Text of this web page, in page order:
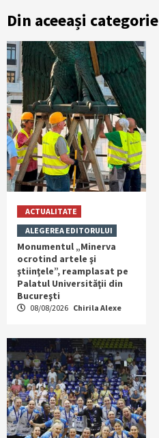
Din aceeași categorie
ACTUALITATE
ALEGEREA EDITORULUI
Monumentul „Minerva
ocrotind artele şi
ştiinţele”, reamplasat pe
Palatul Universităţii din
Bucureşti
08/08/2026 Chirila Alexe